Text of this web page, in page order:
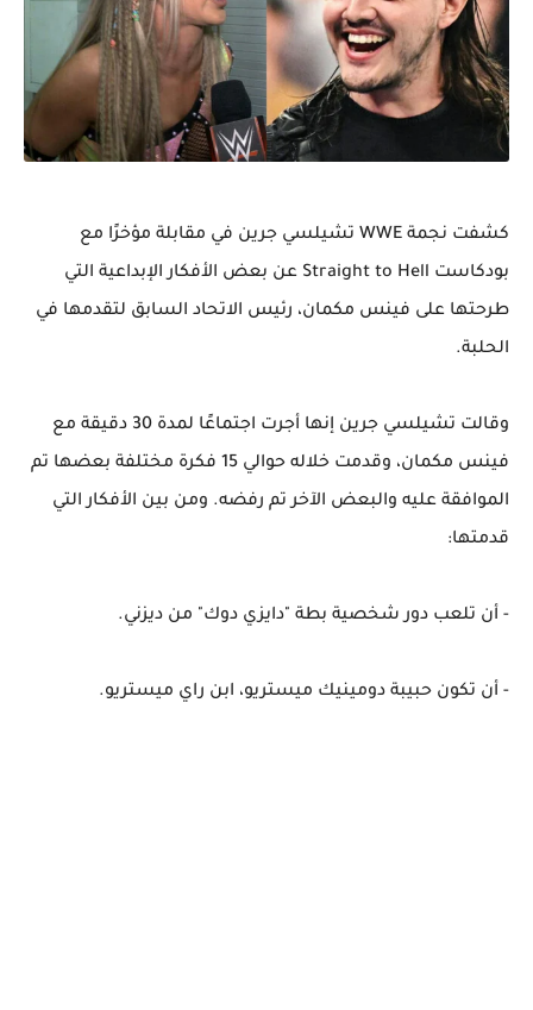
كشفت نجمة WWE تشيلسي جرين في مقابلة مؤخرًا مع
بودكاست Straight to Hell عن بعض الأفكار الإبداعية التي
طرحتها على فينس مكمان، رئيس الاتحاد السابق لتقدمها في
الحلبة.
وقالت تشيلسي جرين إنها أجرت اجتماعًا لمدة 30 دقيقة مع
فينس مكمان، وقدمت خلاله حوالي 15 فكرة مختلفة بعضها تم
الموافقة عليه والبعض الآخر تم رفضه. ومن بين الأفكار التي
قدمتها:
- أن تلعب دور شخصية بطة "دايزي دوك" من ديزني.
- أن تكون حبيبة دومينيك ميستريو، ابن راي ميستريو.